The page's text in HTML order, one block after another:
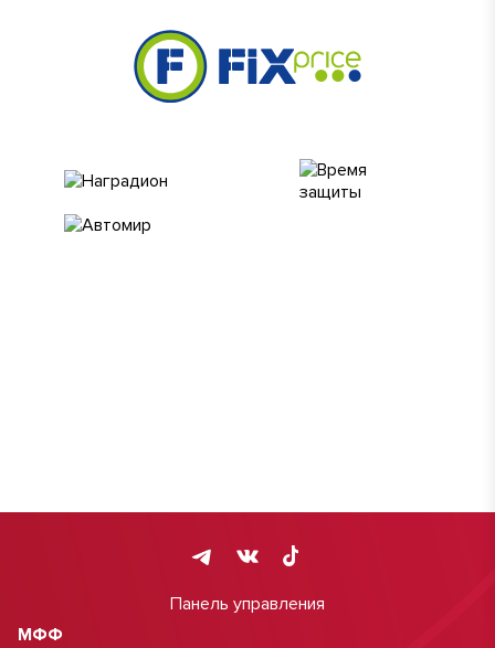
Панель управления
МФФ